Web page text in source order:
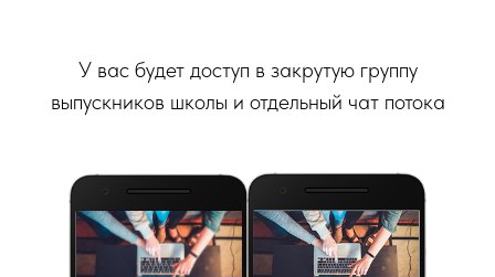
У вас будет доступ в закрутую группу
выпускников школы и отдельный чат потока